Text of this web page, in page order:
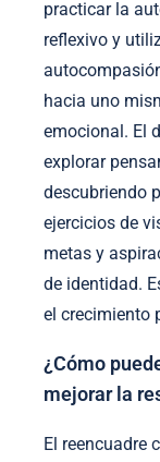
practicar la
reflexivo y
hacia uno
emocional. El
explorar
descubriendo
ejercicios de
metas y
de identidad.
el crecimiento
¿Cómo
mejorar la
El reencuadre